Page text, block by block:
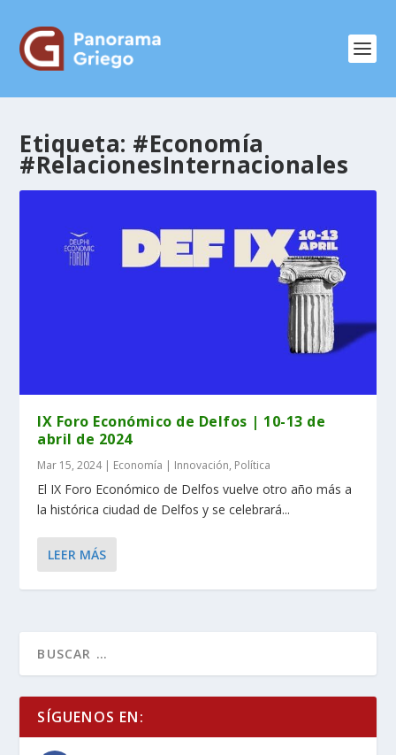
Etiqueta: #Economía
#RelacionesInternacionales
IX Foro Económico de Delfos | 10-13 de
abril de 2024
Mar 15, 2024| Economía | Innovación, Política
El IX Foro Económico de Delfos vuelve otro año más a
la histórica ciudad de Delfos y se celebrará...
LEER MÁS
SÍGUENOS EN: